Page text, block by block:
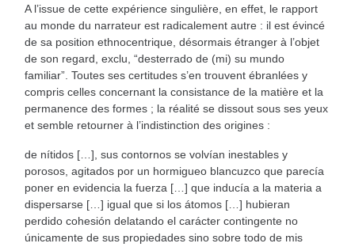
A l’issue de cette expérience singulière, en effet, le rapport
au monde du narrateur est radicalement autre : il est évincé
de sa position ethnocentrique, désormais étranger à l’objet
de son regard, exclu, “desterrado de (mi) su mundo
familiar”. Toutes ses certitudes s’en trouvent ébranlées y
compris celles concernant la consistance de la matière et la
permanence des formes ; la réalité se dissout sous ses yeux
et semble retourner à l’indistinction des origines :
de nítidos […], sus contornos se volvían inestables y
porosos, agitados por un hormigueo blancuzco que parecía
poner en evidencia la fuerza […] que inducía a la materia a
dispersarse […] igual que si los átomos […] hubieran
perdido cohesión delatando el carácter contingente no
únicamente de sus propiedades sino sobre todo de mis